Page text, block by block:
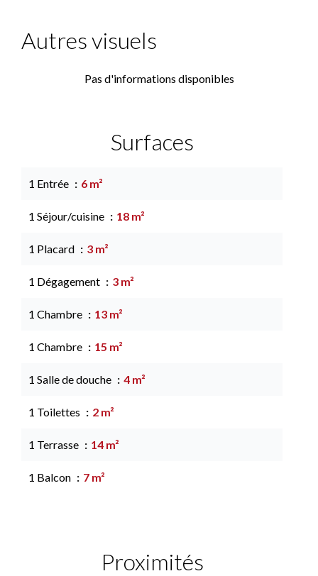
Autres visuels
Pas d'informations disponibles
Surfaces
1 Entrée 6 m²
1 Séjour/cuisine 18 m²
1 Placard 3 m²
1 Dégagement 3 m²
1 Chambre 13 m²
1 Chambre 15 m²
1 Salle de douche 4 m²
1 Toilettes 2 m²
1 Terrasse 14 m²
1 Balcon 7 m²
Proximités